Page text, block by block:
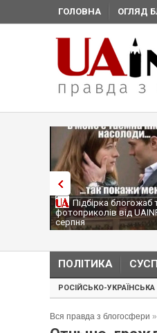
ГОЛОВНА ОГЛЯД
Підбірка блогожаб
фотоприколів від
серпня
ПОЛІТИКА
РОСІЙСЬКО-УКРАЇНСЬКА
Вся правда з блогосфери »